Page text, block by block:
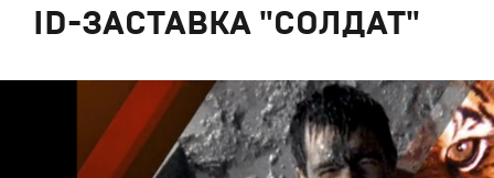
ID-ЗАСТАВКА "СОЛДАТ"